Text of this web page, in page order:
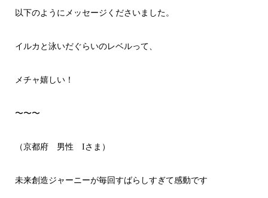
以下のようにメッセージくださいました。
イルカと泳いだぐらいのレベルって、
メチャ嬉しい！
〜〜〜
（京都府 男性 Iさま）
未来創造ジャーニーが毎回すばらしすぎて感動です